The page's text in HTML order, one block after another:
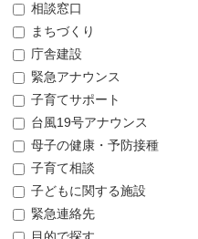
相談窓口
まちづくり
庁舎建設
緊急アナウンス
子育てサポート
台風19号アナウンス
母子の健康・予防接種
子育て相談
子どもに関する施設
緊急連絡先